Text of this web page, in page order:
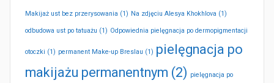
Makijaż ust bez przerysowania (1) Na zdjęciu Alesya Khokhlova (1)
odbudowa ust po tatuażu (1) Odpowiednia pielęgnacja po dermopigmentacji
otoczki (1) permanent Make-up Breslau (1) pielęgnacja po
makijażu permanentnym (2) pielęgnacja po